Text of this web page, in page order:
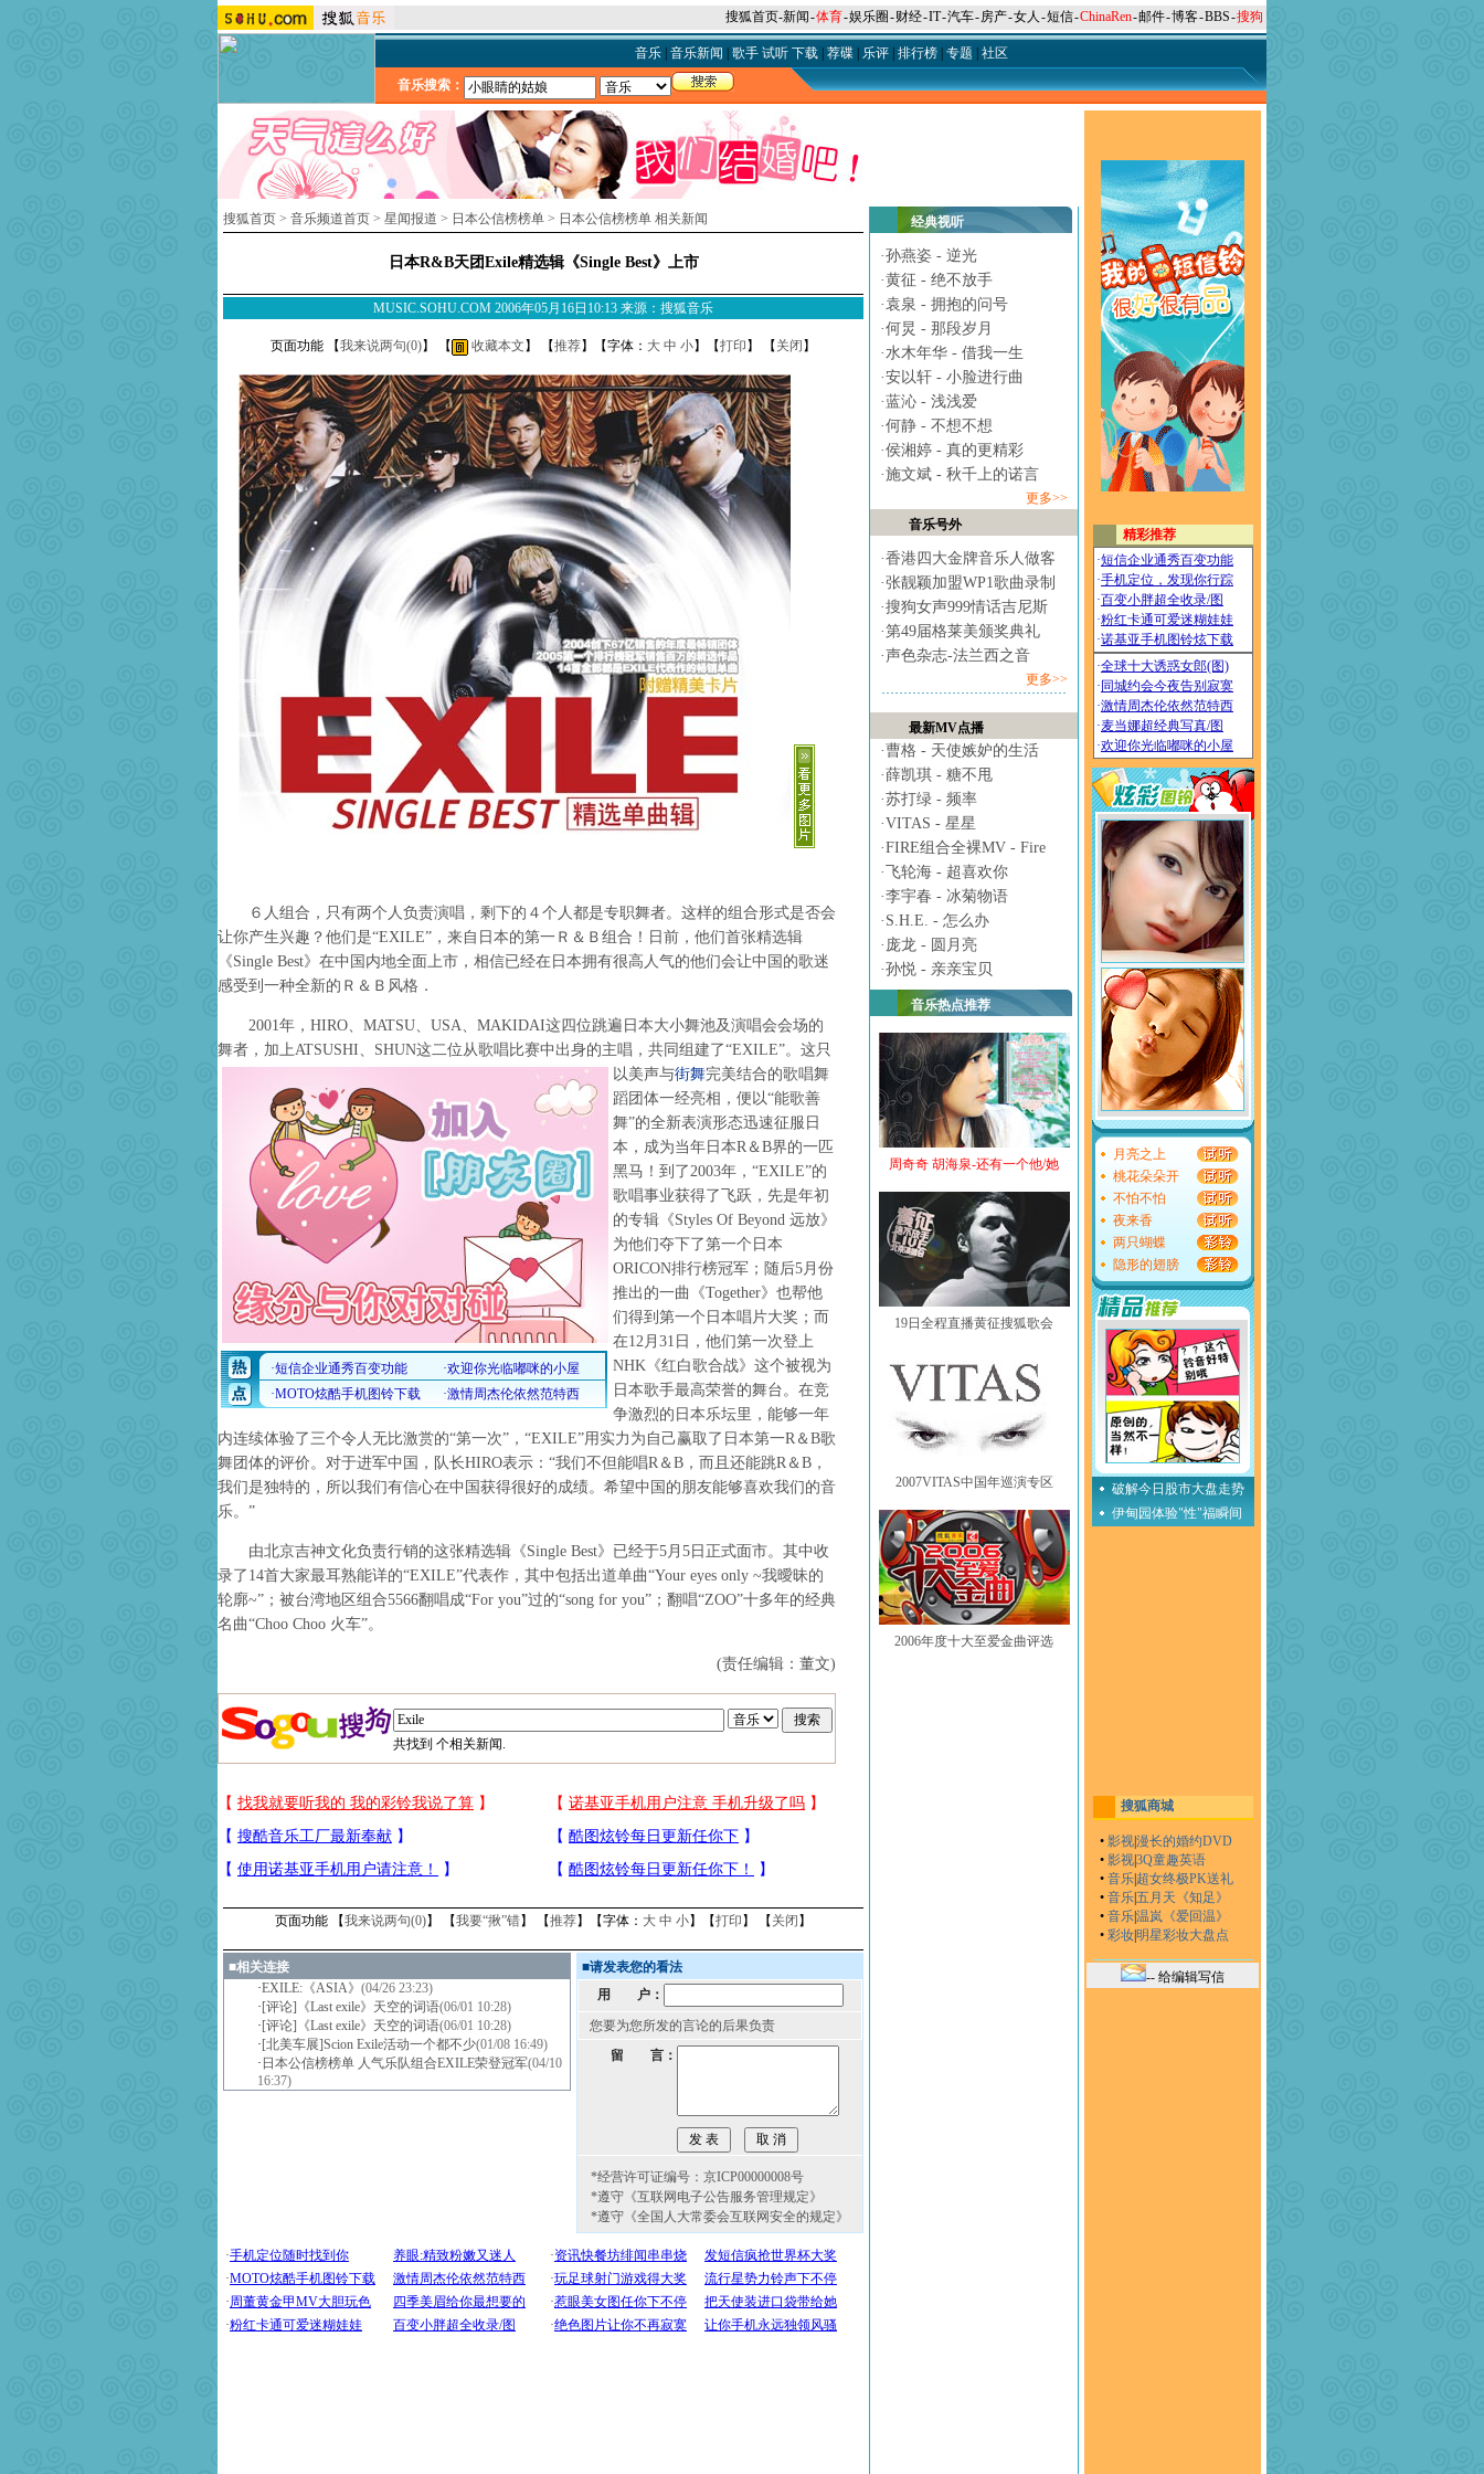
搜狐首页-新闻-体育-娱乐圈 -财经-IT-汽车-房产-女人 -短信-ChinaRen-邮件-博客-BBS-搜狗
音乐| 音乐新闻 歌手 试听 下载| 荐碟| 乐评| 排行榜| 专题 社区
音乐搜索：
搜狐首页 > 音乐频道首页 > 星闻报道 > 日本公信榜榜单 > 日本公信榜榜单 相关新闻
日本R&B天团Exile精选辑《Single Best》上市
MUSIC.SOHU.COM 2006年05月16日10:13 来源：搜狐音乐
页面功能 【我来说两句(0)】 【 收藏本文 】 【推荐】【字体： 大 中 小】【打印 】 【 关闭 】
６人组合，只有两个人负责演唱，剩下的４个人都是专职舞者。这样的组合形式是否会
让你产生兴趣？他们是“EXILE”，来自日本的第一Ｒ＆Ｂ组合！日前，他们首张精选辑
《Single Best》在中国内地全面上市，相信已经在日本拥有很高人气的他们会让中国的歌迷
感受到一种全新的Ｒ＆Ｂ风格．
2001年，HIRO、MATSU、USA、MAKIDAI这四位跳遍日本大小舞池及演唱会会场的
舞者，加上ATSUSHI、SHUN这二位从歌唱比赛中出身的主唱，共同组建了“EXILE”。 这只
以美声与街舞完美结合的歌唱舞
蹈团体一经亮相，便以“能歌善
舞”的全新表演形态迅速征服日
本，成为当年日本R＆B界的一匹
黑马！到了2003年，“EXILE”的
歌唱事业获得了飞跃，先是年初
的专辑《Styles Of Beyond 远放》
为他们夺下了第一个日本
ORICON排行榜冠军；随后5月份
推出的一曲《Together》也帮他
们得到第一个日本唱片大奖；而
在12月31日，他们第一次登上
NHK《红白歌合战》这个被视为
日本歌手最高荣誉的舞台。在竞
争激烈的日本乐坛里，能够一年
内连续体验了三个令人无比激赏的“第一次”，“EXILE”用实力为自己赢取了日本第一R＆B歌
舞团体的评价。对于进军中国，队长HIRO表示：“我们不但能唱R＆B，而且还能跳R＆B，
我们是独特的，所以我们有信心在中国获得很好的成绩。希望中国的朋友能够喜欢我们的音
乐。”
由北京吉神文化负责行销的这张精选辑《Single Best》已经于5月5日正式面市。其中收
录了14首大家最耳熟能详的“EXILE”代表作，其中包括出道单曲“Your eyes only ~我曖昧的
轮廓~”；被台湾地区组合5566翻唱成“For you”过的“song for you”；翻唱“ZOO”十多年的经典
名曲“Choo Choo 火车”。
(责任编辑：董文)
共找到 个相关新闻.
页面功能 【我来说两句(0)】 【我要“揪”错】 【推荐】【字体： 大 中 小】【打印 】 【 关闭 】
■相关连接
·EXILE:《ASIA》 (04/26 23:23)
· [评论]《Last exile》天空的词语(06/01 10:28)
· [评论]《Last exile》天空的词语(06/01 10:28)
· [北美车展]Scion Exile活动一个都不少(01/08 16:49)
· 日本公信榜榜单 人气乐队组合EXILE荣登冠军(04/10
16:37)
■请发表您的看法
用 户：
您要为您所发的言论的后果负责
留 言：
*经营许可证编号：京ICP00000008号
*遵守《互联网电子公告服务管理规定》
*遵守《全国人大常委会互联网安全的规定》
经典视听
·孙燕姿 - 逆光
·黄征 - 绝不放手
·袁泉 - 拥抱的问号
·何炅 - 那段岁月
·水木年华 - 借我一生
·安以轩 - 小脸进行曲
·蓝沁 - 浅浅爱
·何静 - 不想不想
·侯湘婷 - 真的更精彩
·施文斌 - 秋千上的诺言
更多>>
音乐号外
·香港四大金牌音乐人做客
·张靓颖加盟WP1歌曲录制
·搜狗女声999情话吉尼斯
·第49届格莱美颁奖典礼
·声色杂志-法兰西之音
更多>>
最新MV点播
·曹格 - 天使嫉妒的生活
·薛凯琪 - 糖不甩
·苏打绿 - 频率
·VITAS - 星星
·FIRE组合全裸MV - Fire
· 飞轮海 - 超喜欢你
·李宇春 - 冰菊物语
· S.H.E. - 怎么办
· 庞龙 - 圆月亮
·孙悦 - 亲亲宝贝
音乐热点推荐
周奇奇 胡海泉-还有一个他/她
19日全程直播黄征搜狐歌会
2007VITAS中国年巡演专区
2006年度十大至爱金曲评选
月亮之上
桃花朵朵开
不怕不怕
夜来香
两只蝴蝶
隐形的翅膀
破解今日股市大盘走势
伊甸园体验"性"福瞬间
搜狐商城
• 影视漫长的婚约DVD
• 影视3Q童趣英语
• 音乐 超女终极PK送礼
• 音乐五月天《知足》
• 音乐温岚《爱回温》
• 彩妆明星彩妆大盘点
-- 给编辑写信